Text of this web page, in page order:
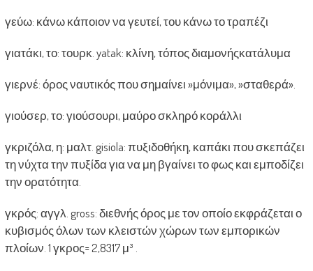
γεύω: κάνω κάποιον να γευτεί, του κάνω το τραπέζι
γιατάκι, το: τουρκ. yatak: κλίνη, τόπος διαμονήςκατάλυμα
γιερνέ: όρος ναυτικός που σημαίνει »μόνιμα», »σταθερά».
γιούσερ, το: γιούσουρι, μαύρο σκληρό κοράλλι
γκριζόλα, η: μαλτ. gisiola: πυξιδοθήκη, καπάκι που σκεπάζει
τη νύχτα την πυξίδα για να μη βγαίνει το φως και εμποδίζει
την ορατότητα.
γκρός: αγγλ. gross: διεθνής όρος με τον οποίο εκφράζεται ο
κυβισμός όλων των κλειστών χώρων των εμπορικών
πλοίων. 1 γκρος= 2,8317 μ³ .